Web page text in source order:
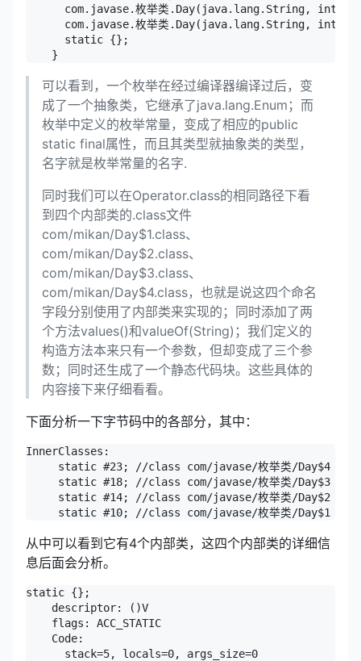
com.javase.枚举类.Day(java.lang.String, int,
com.javase.枚举类.Day(java.lang.String, int,
      static {};
    }
可以看到，一个枚举在经过编译器编译过后，变
成了一个抽象类，它继承了java.lang.Enum；而
枚举中定义的枚举常量，变成了相应的public
static final属性，而且其类型就抽象类的类型，
名字就是枚举常量的名字.
同时我们可以在Operator.class的相同路径下看
到四个内部类的.class文件
com/mikan/Day$1.class、
com/mikan/Day$2.class、
com/mikan/Day$3.class、
com/mikan/Day$4.class，也就是说这四个命名
字段分别使用了内部类来实现的；同时添加了两
个方法values()和valueOf(String)；我们定义的
构造方法本来只有一个参数，但却变成了三个参
数；同时还生成了一个静态代码块。这些具体的
内容接下来仔细看看。
下面分析一下字节码中的各部分，其中：
InnerClasses:
     static #23; //class com/javase/枚举类/Day$4
     static #18; //class com/javase/枚举类/Day$3
     static #14; //class com/javase/枚举类/Day$2
     static #10; //class com/javase/枚举类/Day$1
从中可以看到它有4个内部类，这四个内部类的详细信
息后面会分析。
static {};
    descriptor: ()V
    flags: ACC_STATIC
    Code:
      stack=5, locals=0, args_size=0